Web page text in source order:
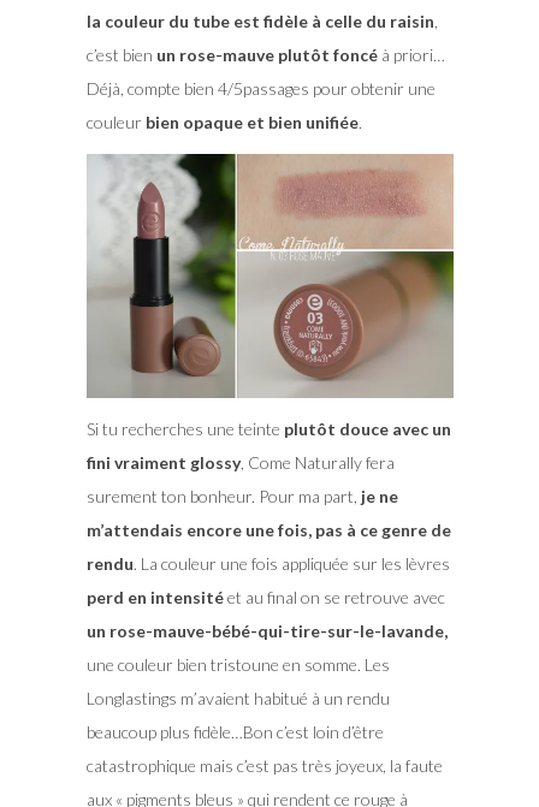
la couleur du tube est fidèle à celle du raisin
c’est bien un rose-mauve plutôt foncéà priori…
Déjà, compte bien 4/5passages pour obtenir une
couleur bien opaque et bien unifiée.
Si tu recherches une teinte plutôt douce avec un
fini vraiment glossy, Come Naturally fera
surement ton bonheur. Pour ma part, je ne
m’attendais encore une fois, pas à ce genre de
rendu. La couleur une fois appliquée sur les lèvres
perd en intensitéet au final on se retrouve avec
un rose-mauve-bébé-qui-tire-sur-le-lavande,
une couleur bien tristoune en somme. Les
Longlastings m’avaient habitué à un rendu
beaucoup plus fidèle…Bon c’est loin d’être
catastrophique mais c’est pas très joyeux, la faute
aux « pigments bleus » qui rendent ce rouge à